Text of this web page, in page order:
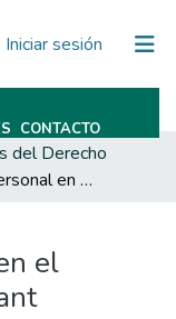
Iniciar sesión (current)
CONTACTO
del Derecho
La autonomía personal en el pensamiento ético de Kant
el